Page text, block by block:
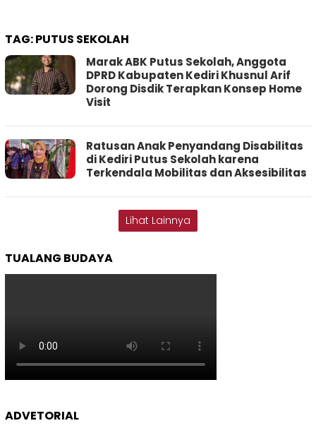
TAG:PUTUS SEKOLAH
Marak ABK Putus Sekolah, Anggota
DPRD Kabupaten Kediri Khusnul Arif
Dorong Disdik Terapkan Konsep Home
Visit
Ratusan Anak Penyandang Disabilitas
di Kediri Putus Sekolah karena
Terkendala Mobilitas dan Aksesibilitas
Lihat Lainnya
TUALANG BUDAYA
ADVETORIAL